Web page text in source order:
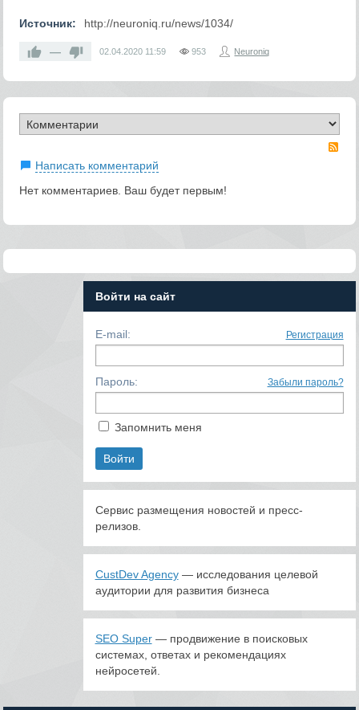
Источник: http://neuroniq.ru/news/1034/
— 02.04.2020 11:59 953 Neuroniq
Написать комментарий
Нет комментариев. Ваш будет первым!
Войти на сайт
E-mail: Регистрация
Пароль: Забыли пароль?
Запомнить меня
Сервис размещения новостей и пресс-
релизов.
CustDev Agency— исследования целевой
аудитории для развития бизнеса
SEO Super— продвижение в поисковых
системах, ответах и рекомендациях
нейросетей.